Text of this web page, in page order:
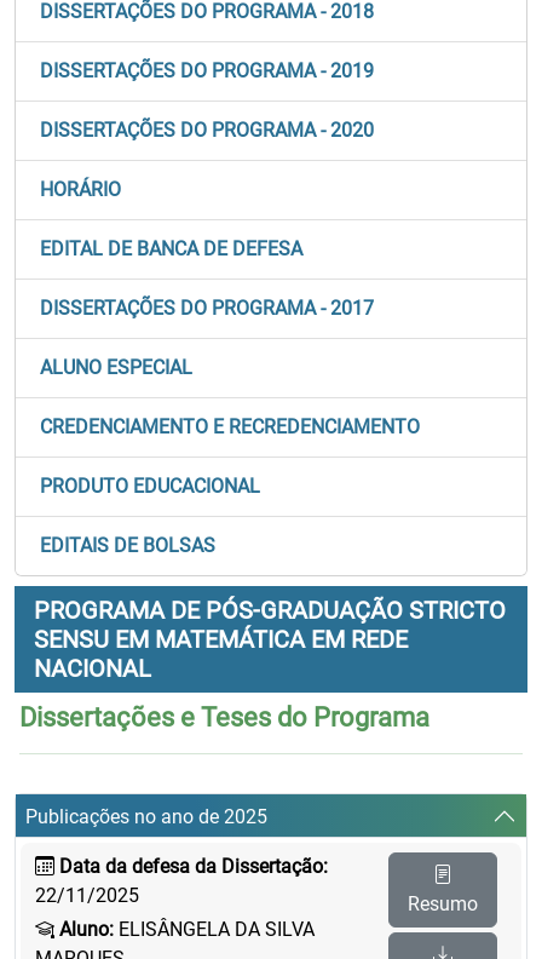
DISSERTAÇÕES DO PROGRAMA - 2018
DISSERTAÇÕES DO PROGRAMA - 2019
DISSERTAÇÕES DO PROGRAMA - 2020
HORÁRIO
EDITAL DE BANCA DE DEFESA
DISSERTAÇÕES DO PROGRAMA - 2017
ALUNO ESPECIAL
CREDENCIAMENTO E RECREDENCIAMENTO
PRODUTO EDUCACIONAL
EDITAIS DE BOLSAS
PROGRAMA DE PÓS-GRADUAÇÃO STRICTO
SENSU EM MATEMÁTICA EM REDE
NACIONAL
Dissertações e Teses do Programa
Publicações no ano de 2025
Data da defesa da Dissertação:
22/11/2025
Aluno: ELISÂNGELA DA SILVA
Resumo